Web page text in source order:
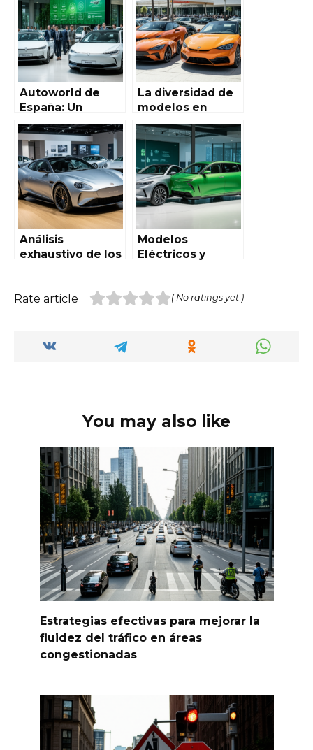
Autoworld de
España: un
showroom de
vanguardia
España: historia,
innovación y
tendencias
Autoworld de
España: Un
recorrido
completo por el
gigante del
automóvil
La diversidad de
modelos en
diferentes
categorías en
Autoworld de
España
Análisis
exhaustivo de los
Autoworld de
Modelos
Eléctricos y
España: La
Automotriz
Rate article ( No ratings yet )
You may also like
Estrategias efectivas para mejorar la
fluidez del tráfico en áreas
congestionadas